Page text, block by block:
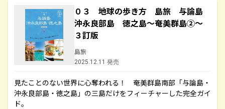
０３ 地球の歩き方 島旅 与論島
沖永良部島 徳之島～奄美群島②～
３訂版
島旅
2025.12.11 発売
見たことのない世界に心奪われる！ 奄美群島南部「与論島・
沖永良部島・徳之島」の三島だけをフィーチャーした完全ガイ
ド。